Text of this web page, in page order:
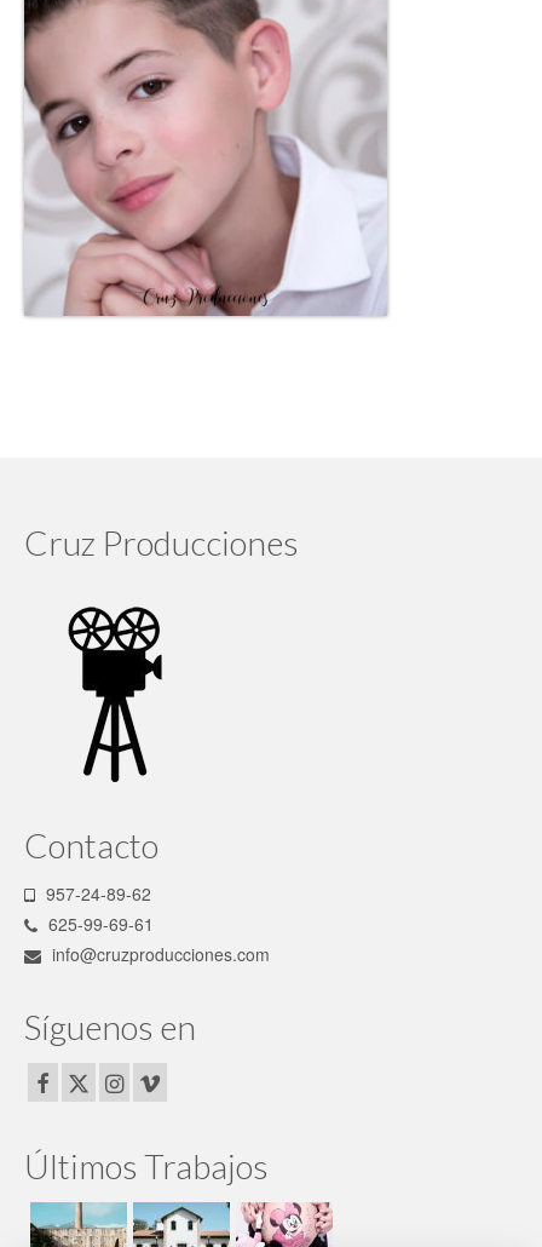
Cruz Producciones
Contacto
957-24-89-62
625-99-69-61
info@cruzproducciones.com
Síguenos en
Últimos Trabajos